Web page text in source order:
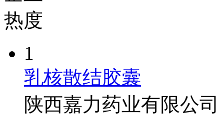
热度
1
乳核散结胶囊
陕西嘉力药业有限公司